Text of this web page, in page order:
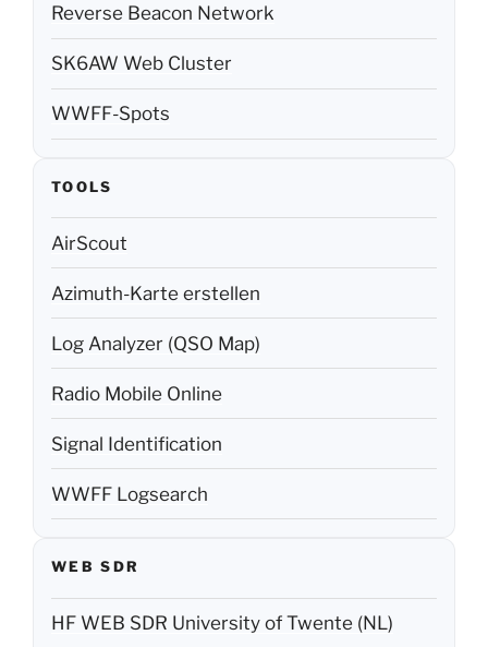
Reverse Beacon Network
SK6AW Web Cluster
WWFF-Spots
TOOLS
AirScout
Azimuth-Karte erstellen
Log Analyzer (QSO Map)
Radio Mobile Online
Signal Identification
WWFF Logsearch
WEB SDR
HF WEB SDR University of Twente (NL)